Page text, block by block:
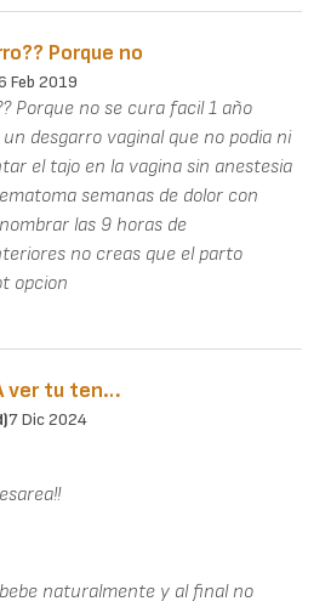
Porque no
Feb 2019
Porque no se cura facil 1 año
desgarro vaginal que no podia ni
el tajo en la vagina sin anestesia
semanas de dolor con
las 9 horas de
no creas que el parto
opcion
ver tu ten…
7 Dic 2024
naturalmente y al final no